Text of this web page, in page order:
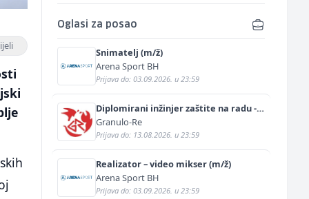
Oglasi za posao
Snimatelj (m/ž)
Arena Sport BH
Prijava do: 03.09.2026. u 23:59
Diplomirani inžinjer zaštite na radu -
Bachelor inžinjer sigurnosti i pomoći
(m/ž)
Granulo-Re
Prijava do: 13.08.2026. u 23:59
Realizator – video mikser (m/ž)
Arena Sport BH
Prijava do: 03.09.2026. u 23:59